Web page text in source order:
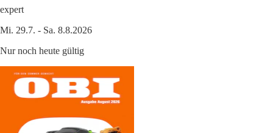
expert
Mi. 29.7. - Sa. 8.8.2026
Nur noch heute gültig